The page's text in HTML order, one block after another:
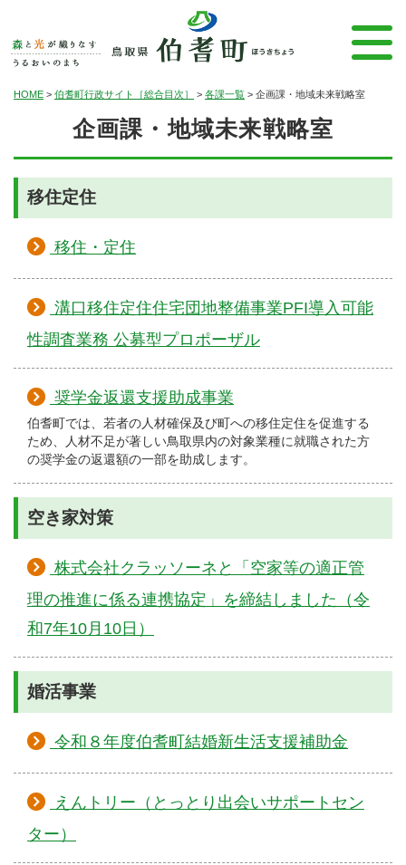
HOME > 伯耆町行政サイト［総合目次］ > 各課一覧 > 企画課・地域未来戦略室
企画課・地域未来戦略室
移住定住
移住・定住
溝口移住定住住宅団地整備事業PFI導入可能
性調査業務 公募型プロポーザル
奨学金返還支援助成事業
伯耆町では、若者の人材確保及び町への移住定住を促進する
ため、人材不足が著しい鳥取県内の対象業種に就職された方
の奨学金の返還額の一部を助成します。
空き家対策
株式会社クラッソーネと「空家等の適正管
理の推進に係る連携協定」を締結しました（令
和7年10月10日）
婚活事業
令和８年度伯耆町結婚新生活支援補助金
えんトリー（とっとり出会いサポートセン
ター）